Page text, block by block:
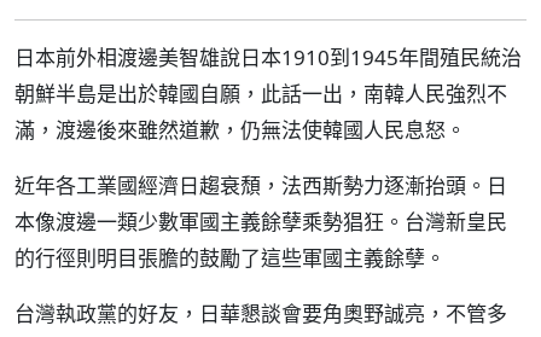
日本前外相渡邊美智雄說日本1910到1945年間殖民統治
朝鮮半島是出於韓國自願，此話一出，南韓人民強烈不
滿，渡邊後來雖然道歉，仍無法使韓國人民息怒。
近年各工業國經濟日趨衰頹，法西斯勢力逐漸抬頭。日
本像渡邊一類少數軍國主義餘孽乘勢猖狂。台灣新皇民
的行徑則明目張膽的鼓勵了這些軍國主義餘孽。
台灣執政黨的好友，日華懇談會要角奧野誠亮，不管多